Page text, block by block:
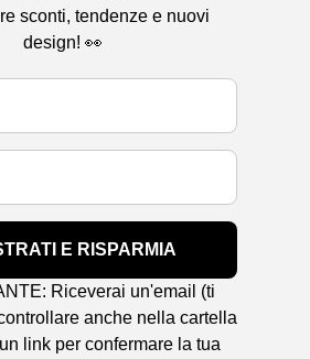
sconti, tendenze e nuovi
design! 👀
E RISPARMIA
Riceverai un'email (ti
anche nella cartella
link per confermare la tua